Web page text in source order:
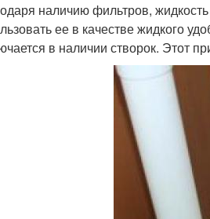
наличию фильтров,
ее в качестве жидкого
в наличии створок. Этот